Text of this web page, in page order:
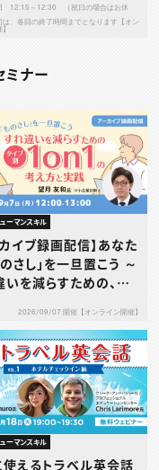
12:15～12:30 （祝日の場合はお休
、各回の終了時間までとなります【オン
】
ミナー
ューマンスキル
カイブ録画配信】あなた
さし」を一旦置こう ～
いを減らすための、タ
2026/09/07 開催【オンライン開催】
ューマンスキル
使えるトラベル英会話